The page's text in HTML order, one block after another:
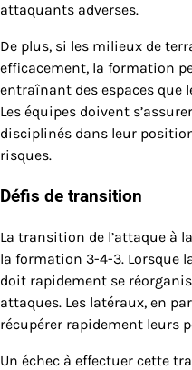
attaquants adverses.
De plus, si les milieux de
efficacement, la formation
entraînant des espaces que
Les équipes doivent
disciplinés dans leur
risques.
Défis de transition
La transition de l’attaque à
la formation 3-4-3. Lorsque
doit rapidement se
attaques. Les latéraux, en
récupérer rapidement leurs
Un échec à effectuer cette